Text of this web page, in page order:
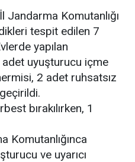
Jandarma Komutanlığı
tespit edilen 7
yapılan
uyuşturucu içme
2 adet ruhsatsız
bırakılırken, 1
Komutanlığınca
ve uyarıcı